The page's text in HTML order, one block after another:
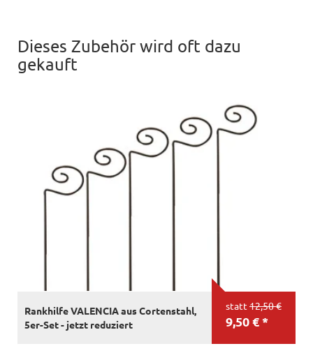
Dieses Zubehör wird oft dazu
gekauft
statt 12,50 €
9,50 € *
Rankhilfe VALENCIA aus Cortenstahl,
5er-Set - jetzt reduziert